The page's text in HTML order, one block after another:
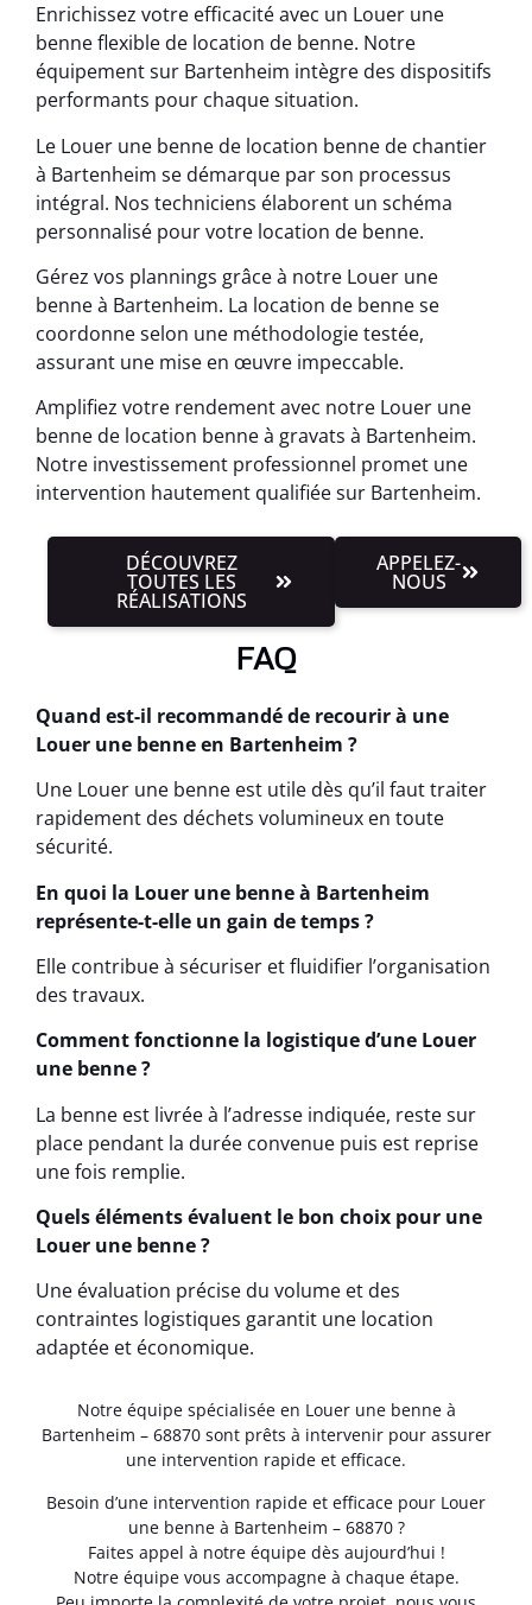
Enrichissez votre efficacité avec un Louer une
benne flexible de location de benne. Notre
équipement sur Bartenheim intègre des dispositifs
performants pour chaque situation.
Le Louer une benne de location benne de chantier
à Bartenheim se démarque par son processus
intégral. Nos techniciens élaborent un schéma
personnalisé pour votre location de benne.
Gérez vos plannings grâce à notre Louer une
benne à Bartenheim. La location de benne se
coordonne selon une méthodologie testée,
assurant une mise en œuvre impeccable.
Amplifiez votre rendement avec notre Louer une
benne de location benne à gravats à Bartenheim.
Notre investissement professionnel promet une
intervention hautement qualifiée sur Bartenheim.
DÉCOUVREZ
TOUTES LES
RÉALISATIONS
APPELEZ-
NOUS
FAQ
Quand est-il recommandé de recourir à une
Louer une benne en Bartenheim ?
Une Louer une benne est utile dès qu’il faut traiter
rapidement des déchets volumineux en toute
sécurité.
En quoi la Louer une benne à Bartenheim
représente-t-elle un gain de temps ?
Elle contribue à sécuriser et fluidifier l’organisation
des travaux.
Comment fonctionne la logistique d’une Louer
une benne ?
La benne est livrée à l’adresse indiquée, reste sur
place pendant la durée convenue puis est reprise
une fois remplie.
Quels éléments évaluent le bon choix pour une
Louer une benne ?
Une évaluation précise du volume et des
contraintes logistiques garantit une location
adaptée et économique.
Notre équipe spécialisée en Louer une benne à
Bartenheim – 68870 sont prêts à intervenir pour assurer
une intervention rapide et efficace.
Besoin d’une intervention rapide et efficace pour Louer
une benne à Bartenheim – 68870 ?
Faites appel à notre équipe dès aujourd’hui !
Notre équipe vous accompagne à chaque étape.